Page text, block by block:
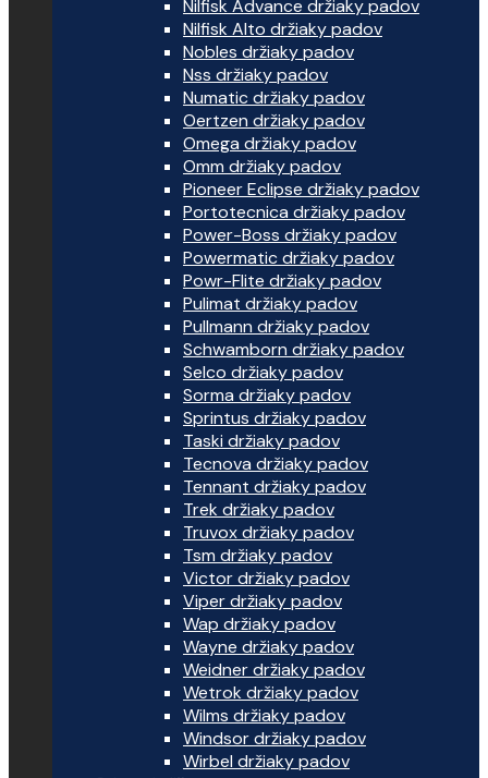
Nilfisk Advance držiaky padov
Nilfisk Alto držiaky padov
Nobles držiaky padov
Nss držiaky padov
Numatic držiaky padov
Oertzen držiaky padov
Omega držiaky padov
Omm držiaky padov
Pioneer Eclipse držiaky padov
Portotecnica držiaky padov
Power-Boss držiaky padov
Powermatic držiaky padov
Powr-Flite držiaky padov
Pulimat držiaky padov
Pullmann držiaky padov
Schwamborn držiaky padov
Selco držiaky padov
Sorma držiaky padov
Sprintus držiaky padov
Taski držiaky padov
Tecnova držiaky padov
Tennant držiaky padov
Trek držiaky padov
Truvox držiaky padov
Tsm držiaky padov
Victor držiaky padov
Viper držiaky padov
Wap držiaky padov
Wayne držiaky padov
Weidner držiaky padov
Wetrok držiaky padov
Wilms držiaky padov
Windsor držiaky padov
Wirbel držiaky padov